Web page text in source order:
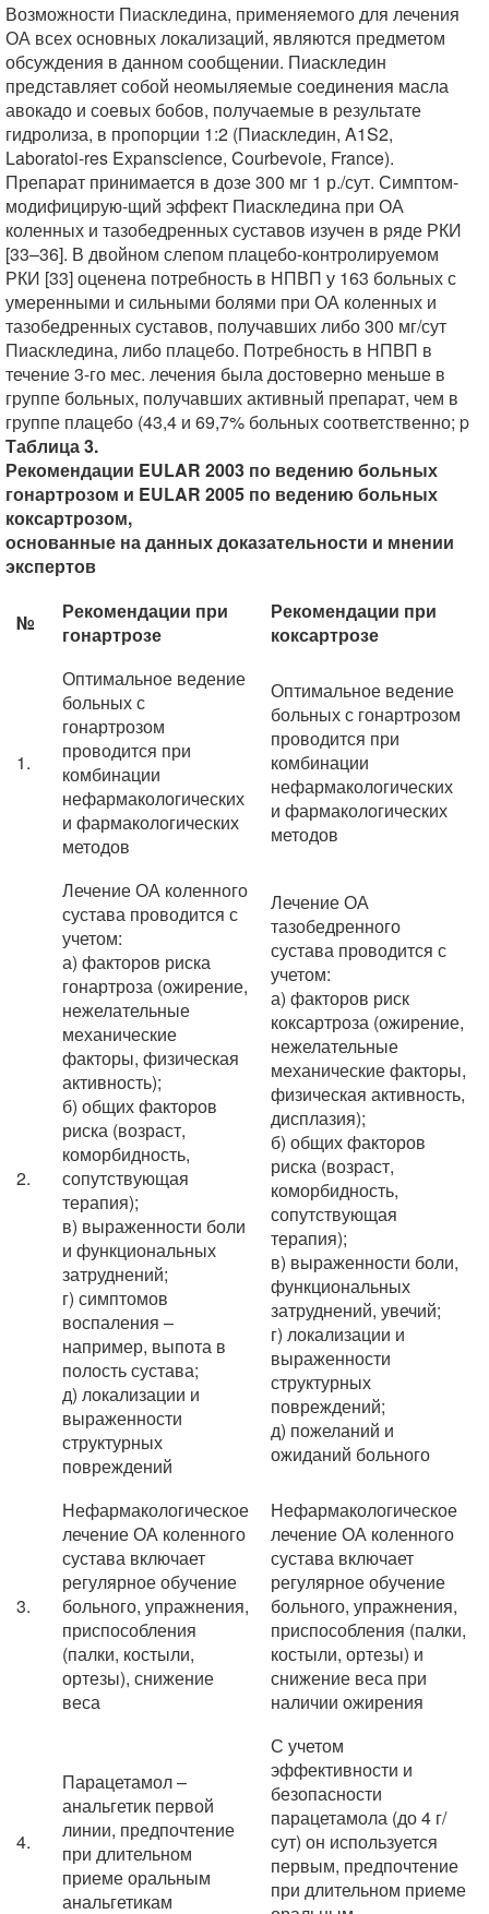
Возможности Пиаскледина, применяемого для лечения
ОА всех основных локализаций, являются предметом
обсуждения в данном сообщении. Пиаскледин
представляет собой неомыляемые соединения масла
авокадо и соевых бобов, получаемые в результате
гидролиза, в пропорции 1:2 (Пиаскледин, A1S2,
Laboratoi-res Expanscience, Courbevoie, France).
Препарат принимается в дозе 300 мг 1 р./сут. Симптом-
модифицирую-щий эффект Пиаскледина при ОА
коленных и тазобедренных суставов изучен в ряде РКИ
[33–36]. В двойном слепом плацебо-контролируемом
РКИ [33] оценена потребность в НПВП у 163 больных с
умеренными и сильными болями при ОА коленных и
тазобедренных суставов, получавших либо 300 мг/сут
Пиаскледина, либо плацебо. Потребность в НПВП в
течение 3-го мес. лечения была достоверно меньше в
группе больных, получавших активный препарат, чем в
группе плацебо (43,4 и 69,7% больных соответственно; p
Таблица 3.
Рекомендации EULAR 2003 по ведению больных
гонартрозом и EULAR 2005 по ведению больных
коксартрозом,
основанные на данных доказательности и мнении
экспертов
№
Рекомендации при
гонартрозе
Рекомендации при
коксартрозе
1.
Оптимальное ведение
больных с
гонартрозом
проводится при
комбинации
нефармакологических
и фармакологических
методов
Оптимальное ведение
больных с гонартрозом
проводится при
комбинации
нефармакологических
и фармакологических
методов
2.
Лечение ОА коленного
сустава проводится с
учетом:
а) факторов риска
гонартроза (ожирение,
нежелательные
механические
факторы, физическая
активность);
б) общих факторов
риска (возраст,
коморбидность,
сопутствующая
терапия);
в) выраженности боли
и функциональных
затруднений;
г) симптомов
воспаления –
например, выпота в
полость сустава;
д) локализации и
выраженности
структурных
повреждений
Лечение ОА
тазобедренного
сустава проводится с
учетом:
а) факторов риск
коксартроза (ожирение,
нежелательные
механические факторы,
физическая активность,
дисплазия);
б) общих факторов
риска (возраст,
коморбидность,
сопутствующая
терапия);
в) выраженности боли,
функциональных
затруднений, увечий;
г) локализации и
выраженности
структурных
повреждений;
д) пожеланий и
ожиданий больного
3.
Нефармакологическое
лечение ОА коленного
сустава включает
регулярное обучение
больного, упражнения,
приспособления
(палки, костыли,
ортезы), снижение
веса
Нефармакологическое
лечение ОА коленного
сустава включает
регулярное обучение
больного, упражнения,
приспособления (палки,
костыли, ортезы) и
снижение веса при
наличии ожирения
4.
Парацетамол –
анальгетик первой
линии, предпочтение
при длительном
приеме оральным
анальгетикам
С учетом
эффективности и
безопасности
парацетамола (до 4 г/
сут) он используется
первым, предпочтение
при длительном приеме